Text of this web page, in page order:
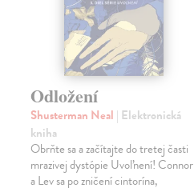
Odložení
Shusterman Neal | Elektronická
kniha
Obrňte sa a začítajte do tretej časti
mrazivej dystópie Uvoľnení! Connor
a Lev sa po zničení cintorína,